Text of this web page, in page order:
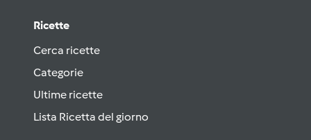
Ricette
Cerca ricette
Categorie
Ultime ricette
Lista Ricetta del giorno